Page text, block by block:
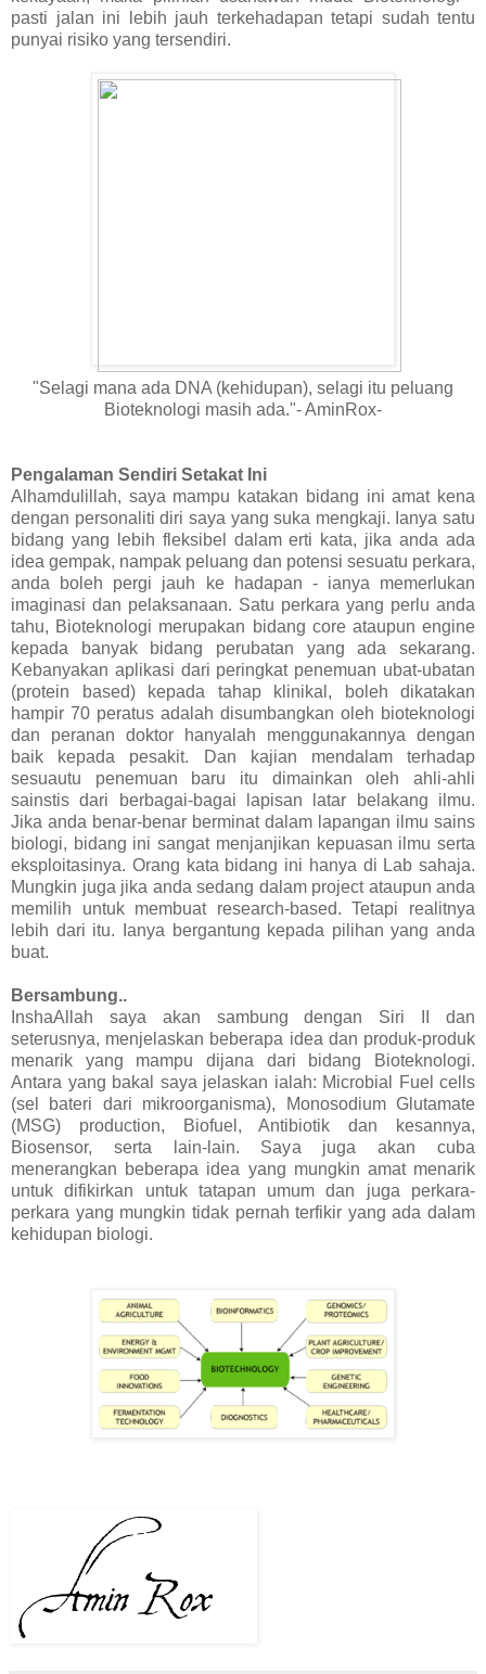
pasti jalan ini lebih jauh terkehadapan tetapi sudah tentu
punyai risiko yang tersendiri.
"Selagi mana ada DNA (kehidupan), selagi itu peluang
Bioteknologi masih ada."- AminRox-
Pengalaman Sendiri Setakat Ini
Alhamdulillah, saya mampu katakan bidang ini amat kena
dengan personaliti diri saya yang suka mengkaji. Ianya satu
bidang yang lebih fleksibel dalam erti kata, jika anda ada
idea gempak, nampak peluang dan potensi sesuatu perkara,
anda boleh pergi jauh ke hadapan - ianya memerlukan
imaginasi dan pelaksanaan. Satu perkara yang perlu anda
tahu, Bioteknologi merupakan bidang core ataupun engine
kepada banyak bidang perubatan yang ada sekarang.
Kebanyakan aplikasi dari peringkat penemuan ubat-ubatan
(protein based) kepada tahap klinikal, boleh dikatakan
hampir 70 peratus adalah disumbangkan oleh bioteknologi
dan peranan doktor hanyalah menggunakannya dengan
baik kepada pesakit. Dan kajian mendalam terhadap
sesuautu penemuan baru itu dimainkan oleh ahli-ahli
sainstis dari berbagai-bagai lapisan latar belakang ilmu.
Jika anda benar-benar berminat dalam lapangan ilmu sains
biologi, bidang ini sangat menjanjikan kepuasan ilmu serta
eksploitasinya. Orang kata bidang ini hanya di Lab sahaja.
Mungkin juga jika anda sedang dalam project ataupun anda
memilih untuk membuat research-based. Tetapi realitnya
lebih dari itu. Ianya bergantung kepada pilihan yang anda
buat.
Bersambung..
InshaAllah saya akan sambung dengan Siri II dan
seterusnya, menjelaskan beberapa idea dan produk-produk
menarik yang mampu dijana dari bidang Bioteknologi.
Antara yang bakal saya jelaskan ialah: Microbial Fuel cells
(sel bateri dari mikroorganisma), Monosodium Glutamate
(MSG) production, Biofuel, Antibiotik dan kesannya,
Biosensor, serta lain-lain. Saya juga akan cuba
menerangkan beberapa idea yang mungkin amat menarik
untuk difikirkan untuk tatapan umum dan juga perkara-
perkara yang mungkin tidak pernah terfikir yang ada dalam
kehidupan biologi.